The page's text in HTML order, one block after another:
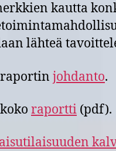
kautta
lähteä
johdanto.
raportti (pdf).